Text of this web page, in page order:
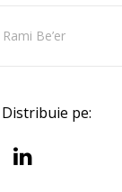
Rami Be’er
pe: